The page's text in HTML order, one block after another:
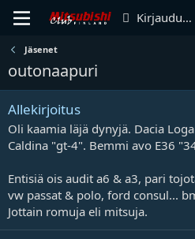
Kirjaudu sisään
Jäsenet
outonaapuri
Allekirjoitus
Oli kaamia läjä dynyjä. Dacia
Caldina "gt-4". Bemmi avo E36
Entisiä ois audit a6 & a3, pari
vw passat & polo, ford consul...
Jottain romuja eli mitsuja.